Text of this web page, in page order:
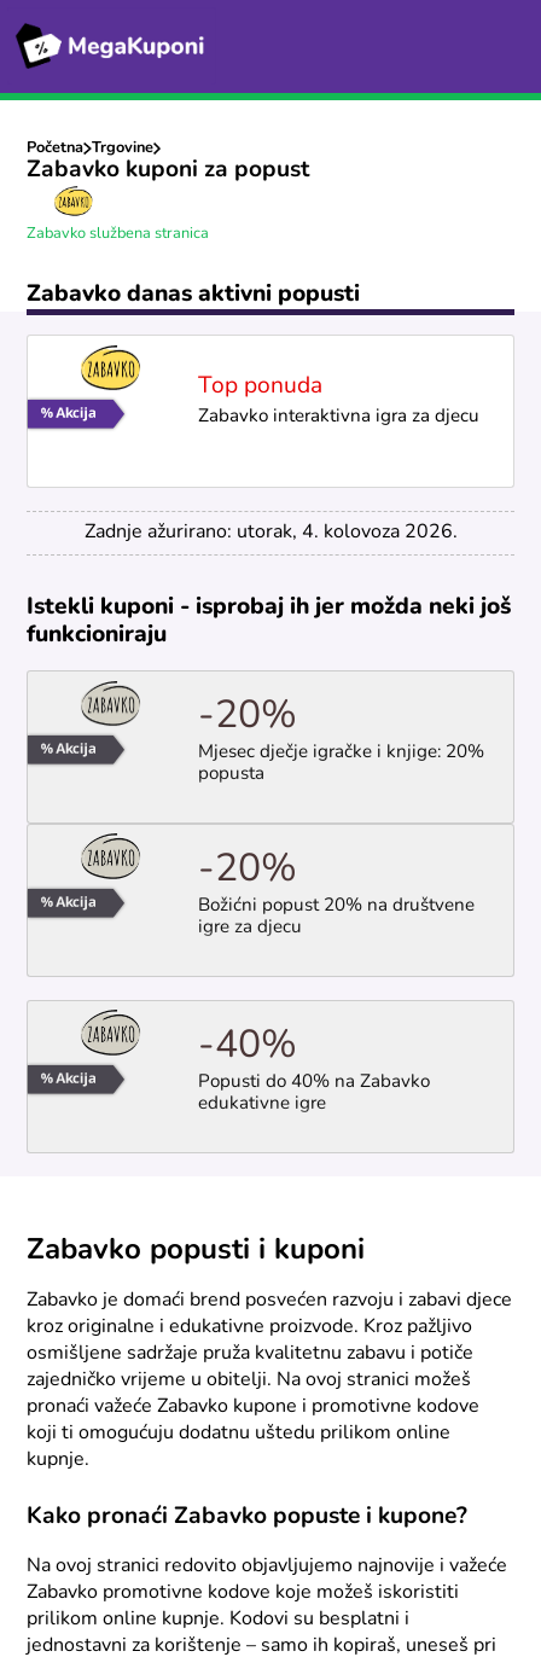
Početna Trgovine
Zabavko kuponi za popust
Zabavko službena stranica
Zabavko danas aktivni popusti
Top ponuda
Zabavko interaktivna igra za djecu
Zadnje ažurirano: utorak, 4. kolovoza 2026.
Istekli kuponi - isprobaj ih jer možda neki još
funkcioniraju
-20%
Mjesec dječje igračke i knjige: 20%
popusta
-20%
Božićni popust 20% na društvene
igre za djecu
-40%
Popusti do 40% na Zabavko
edukativne igre
Zabavko popusti i kuponi
Zabavko je domaći brend posvećen razvoju i zabavi djece
kroz originalne i edukativne proizvode. Kroz pažljivo
osmišljene sadržaje pruža kvalitetnu zabavu i potiče
zajedničko vrijeme u obitelji. Na ovoj stranici možeš
pronaći važeće Zabavko kupone i promotivne kodove
koji ti omogućuju dodatnu uštedu prilikom online
kupnje.
Kako pronaći Zabavko popuste i kupone?
Na ovoj stranici redovito objavljujemo najnovije i važeće
Zabavko promotivne kodove koje možeš iskoristiti
prilikom online kupnje. Kodovi su besplatni i
jednostavni za korištenje – samo ih kopiraš, uneseš pri